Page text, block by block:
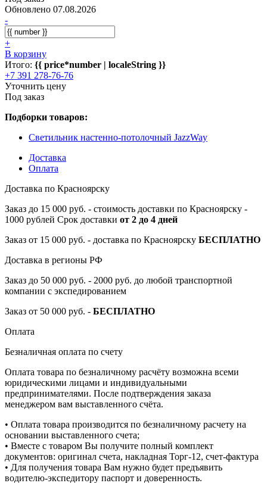
Обновлено 07.08.2026
-
+
В корзину
Итого: {{ price*number | localeString }}
+7 391 278-76-76
Уточнить цену
Под заказ
Подборки товаров:
Светильник настенно-потолочный JazzWay
Доставка
Оплата
Доставка по Красноярску
Заказ до 15 000 руб. - стоимость доставки по Красноярску -
1000 рублей Срок доставки от 2 до 4 дней
Заказ от 15 000 руб. - доставка по Красноярску БЕСПЛАТНО
Доставка в регионы РФ
Заказ до 50 000 руб. - 2000 руб. до любой транспортной
компании с экспедированием
Заказ от 50 000 руб. - БЕСПЛАТНО
Оплата
Безналичная оплата по счету
Оплата товара по безналичному расчёту возможна всеми
юридическими лицами и индивидуальными
предпринимателями. После подтверждения заказа
менеджером вам выставленного счёта.
• Оплата товара производится по безналичному расчету на
основании выставленного счета;
• Вместе с товаром Вы получите полный комплект
документов: оригинал счета, накладная Торг-12, счет-фактура
• Для получения товара Вам нужно будет предъявить
водителю-экспедитору паспорт и доверенность.